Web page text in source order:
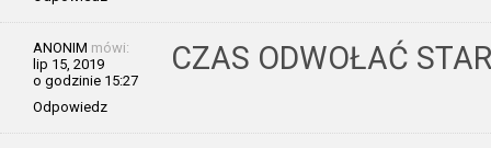
ANONIM mówi:
lip 15, 2019
o godzinie 15:27
Odpowiedz
CZAS ODWOŁAĆ